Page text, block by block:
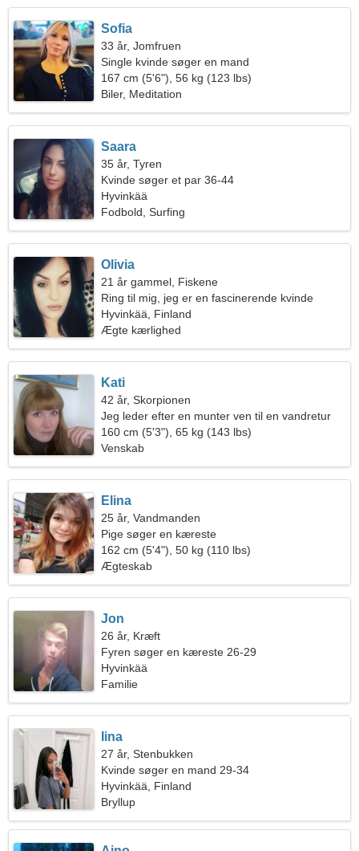
Sofia
33 år, Jomfruen
Single kvinde søger en mand
167 cm (5'6"), 56 kg (123 lbs)
Biler, Meditation
Saara
35 år, Tyren
Kvinde søger et par 36-44
Hyvinkää
Fodbold, Surfing
Olivia
21 år gammel, Fiskene
Ring til mig, jeg er en fascinerende kvinde
Hyvinkää, Finland
Ægte kærlighed
Kati
42 år, Skorpionen
Jeg leder efter en munter ven til en vandretur
160 cm (5'3"), 65 kg (143 lbs)
Venskab
Elina
25 år, Vandmanden
Pige søger en kæreste
162 cm (5'4"), 50 kg (110 lbs)
Ægteskab
Jon
26 år, Kræft
Fyren søger en kæreste 26-29
Hyvinkää
Familie
Iina
27 år, Stenbukken
Kvinde søger en mand 29-34
Hyvinkää, Finland
Bryllup